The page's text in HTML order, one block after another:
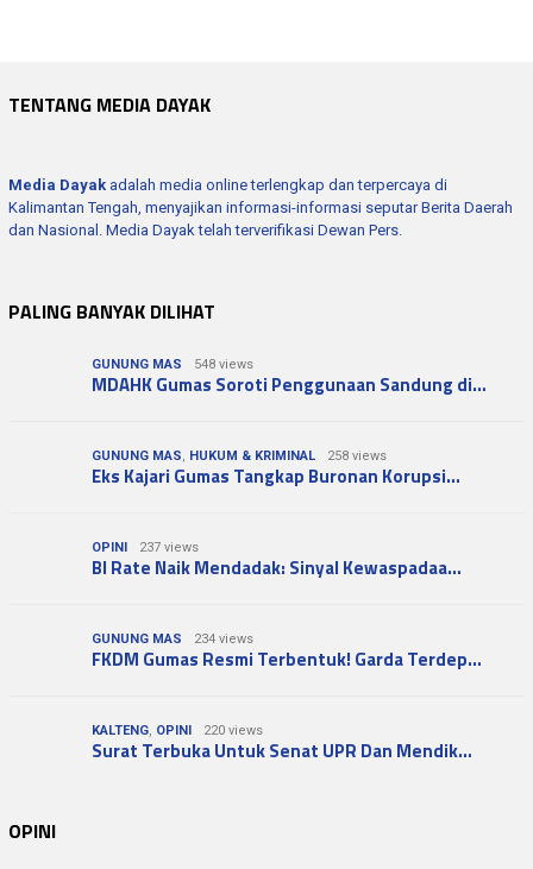
TENTANG MEDIA DAYAK
Media Dayak adalah media online terlengkap dan terpercaya di
Kalimantan Tengah, menyajikan informasi-informasi seputar Berita Daerah
dan Nasional. Media Dayak telah terverifikasi Dewan Pers.
PALING BANYAK DILIHAT
GUNUNG MAS 548 views
MDAHK Gumas Soroti Penggunaan Sandung di…
GUNUNG MAS, HUKUM & KRIMINAL 258 views
Eks Kajari Gumas Tangkap Buronan Korupsi…
OPINI 237 views
BI Rate Naik Mendadak: Sinyal Kewaspadaa…
GUNUNG MAS 234 views
FKDM Gumas Resmi Terbentuk! Garda Terdep…
KALTENG, OPINI 220 views
Surat Terbuka Untuk Senat UPR Dan Mendik…
OPINI